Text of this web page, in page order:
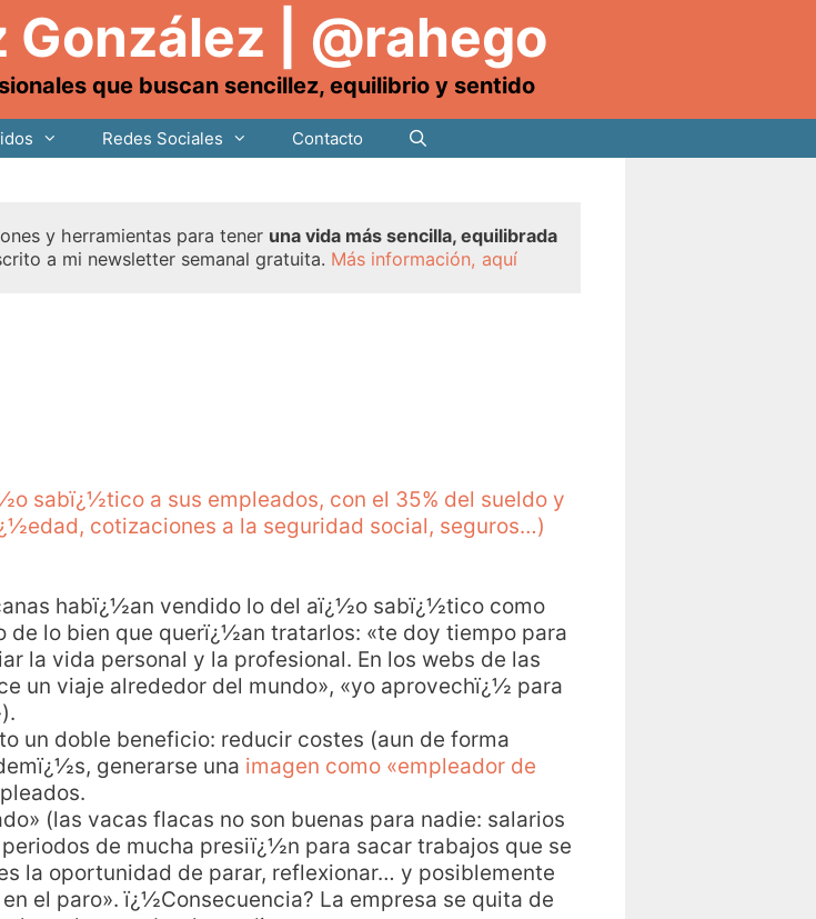
González | @rahego
que buscan sencillez, equilibrio y sentido
Redes Sociales Contacto
y herramientas para tener una vida más sencilla, equilibrada
a mi newsletter semanal gratuita. Más información, aquí
sabï¿½tico a sus empleados, con el 35% del sueldo y
cotizaciones a la seguridad social, seguros…)
habï¿½an vendido lo del aï¿½o sabï¿½tico como
de lo bien que querï¿½an tratarlos: «te doy tiempo para
la vida personal y la profesional. En los webs de las
un viaje alrededor del mundo», «yo aprovechï¿½ para
un doble beneficio: reducir costes (aun de forma
generarse una imagen como «empleador de
(las vacas flacas no son buenas para nadie: salarios
de mucha presiï¿½n para sacar trabajos que se
la oportunidad de parar, reflexionar… y posiblemente
el paro». ï¿½Consecuencia? La empresa se quita de